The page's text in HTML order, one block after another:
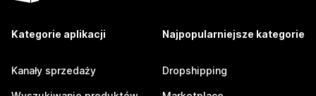
Kategorie aplikacji
Kanały sprzedaży
Najpopularniejsze kategorie
Dropshipping